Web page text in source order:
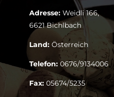
Adresse: Weidli 166,
6621 Bichlbach
Land: Österreich
Telefon: 0676/9134006
Fax: 05674/5235